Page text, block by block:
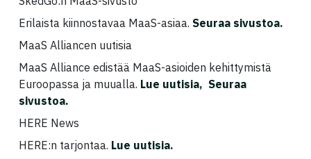
Erilaista kiinnostavaa MaaS-asiaa. Seuraa sivustoa.
MaaS Alliancen uutisia
MaaS Alliance edistää MaaS-asioiden kehittymistä
Euroopassa ja muualla. Lue uutisia, Seuraa
sivustoa.
HERE News
HERE:n tarjontaa. Lue uutisia.